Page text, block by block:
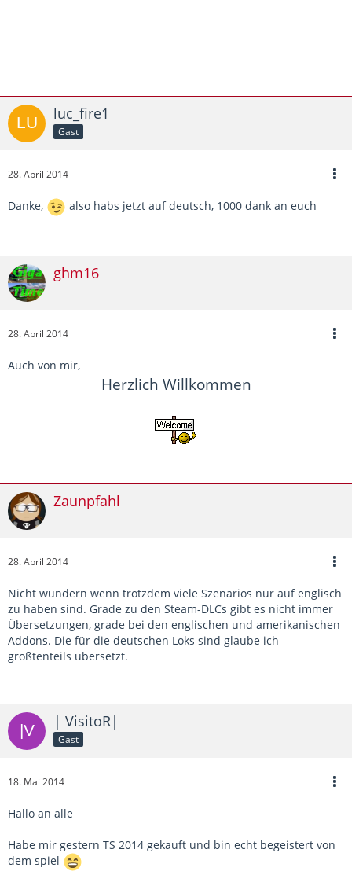
luc_fire1
Gast
28. April 2014
Danke, also habs jetzt auf deutsch, 1000 dank an euch
ghm16
28. April 2014
Auch von mir,
Herzlich Willkommen
Zaunpfahl
28. April 2014
Nicht wundern wenn trotzdem viele Szenarios nur auf englisch
zu haben sind. Grade zu den Steam-DLCs gibt es nicht immer
Übersetzungen, grade bei den englischen und amerikanischen
Addons. Die für die deutschen Loks sind glaube ich
größtenteils übersetzt.
| VisitoR|
Gast
18. Mai 2014
Hallo an alle
Habe mir gestern TS 2014 gekauft und bin echt begeistert von
dem spiel